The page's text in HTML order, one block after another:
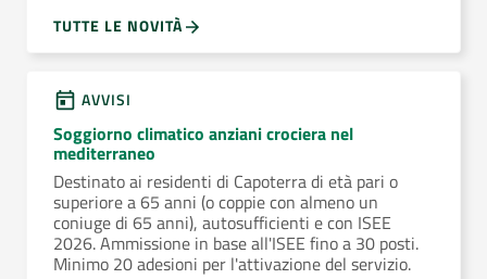
TUTTE LE NOVITÀ
AVVISI
Soggiorno climatico anziani crociera nel
mediterraneo
Destinato ai residenti di Capoterra di età pari o
superiore a 65 anni (o coppie con almeno un
coniuge di 65 anni), autosufficienti e con ISEE
2026. Ammissione in base all'ISEE fino a 30 posti.
Minimo 20 adesioni per l'attivazione del servizio.